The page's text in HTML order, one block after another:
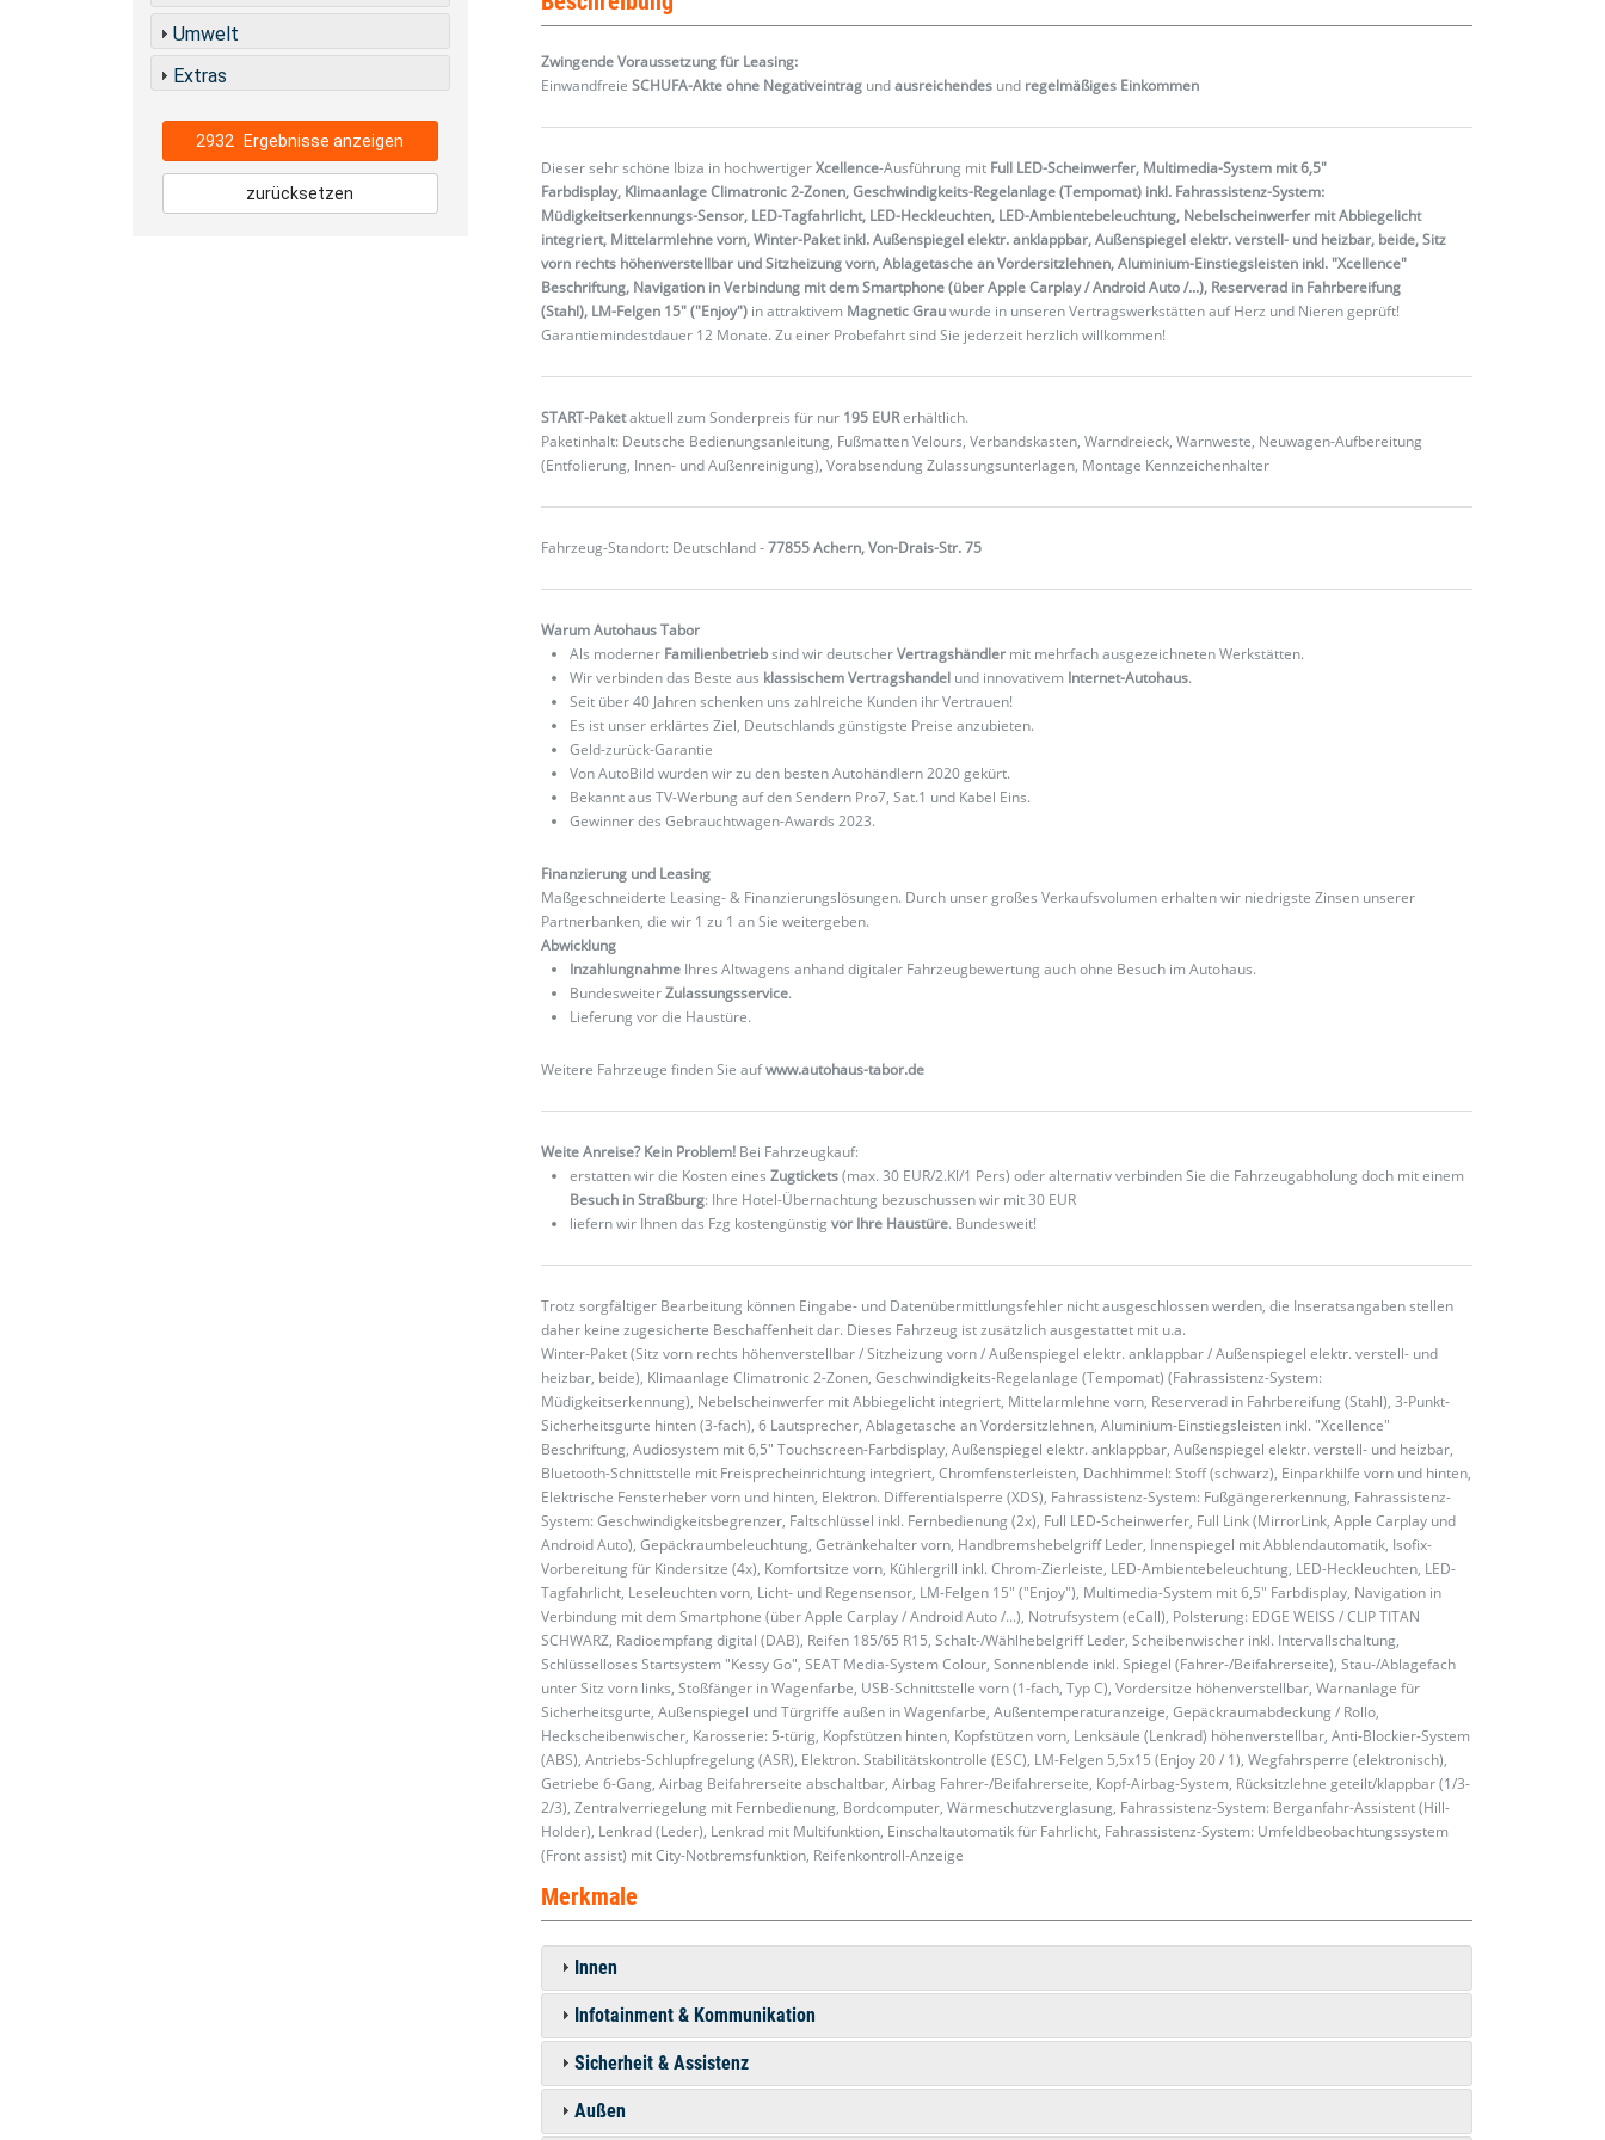
Zwingende Voraussetzung für Leasing:
EinwandfreieSCHUFA-Akte ohne Negativeintrag undausreichendes und regelmäßiges Einkommen
Dieser sehr schöne Ibiza in hochwertigerXcellence-Ausführung mit Full LED-Scheinwerfer, Multimedia-System mit 6,5"
Farbdisplay, Klimaanlage Climatronic 2-Zonen, Geschwindigkeits-Regelanlage (Tempomat) inkl. Fahrassistenz-System:
Müdigkeitserkennungs-Sensor, LED-Tagfahrlicht, LED-Heckleuchten, LED-Ambientebeleuchtung, Nebelscheinwerfer mit Abbiegelicht
integriert, Mittelarmlehne vorn, Winter-Paket inkl. Außenspiegel elektr. anklappbar, Außenspiegel elektr. verstell- und heizbar, beide, Sitz
vorn rechts höhenverstellbar und Sitzheizung vorn, Ablagetasche an Vordersitzlehnen, Aluminium-Einstiegsleisten inkl. "Xcellence"
Beschriftung, Navigation in Verbindung mit dem Smartphone (über Apple Carplay / Android Auto /...), Reserverad in Fahrbereifung
(Stahl), LM-Felgen 15" ("Enjoy") in attraktivem Magnetic Grauwurde in unseren Vertragswerkstätten auf Herz und Nieren geprüft!
Garantiemindestdauer 12 Monate. Zu einer Probefahrt sind Sie jederzeit herzlich willkommen!
START-Paketaktuell zum Sonderpreis für nur 195 EURerhältlich.
Paketinhalt: Deutsche Bedienungsanleitung, Fußmatten Velours, Verbandskasten, Warndreieck, Warnweste, Neuwagen-Aufbereitung
(Entfolierung, Innen- und Außenreinigung), Vorabsendung Zulassungsunterlagen, Montage Kennzeichenhalter
Fahrzeug-Standort: Deutschland -77855 Achern, Von-Drais-Str. 75
Warum Autohaus Tabor
Als moderner Familienbetriebsind wir deutscherVertragshändler mit mehrfach ausgezeichneten Werkstätten.
Wir verbinden das Beste aus klassischem Vertragshandel und innovativem Internet-Autohaus.
Seit über 40 Jahren schenken uns zahlreiche Kunden ihr Vertrauen!
Es ist unser erklärtes Ziel, Deutschlands günstigste Preise anzubieten.
Geld-zurück-Garantie
Von AutoBild wurden wir zu den besten Autohändlern 2020 gekürt.
Bekannt aus TV-Werbung auf den Sendern Pro7, Sat.1 und Kabel Eins.
Gewinner des Gebrauchtwagen-Awards 2023.
Finanzierung und Leasing
Maßgeschneiderte Leasing- & Finanzierungslösungen. Durch unser großes Verkaufsvolumen erhalten wir niedrigste Zinsen unserer
Partnerbanken, die wir 1 zu 1 an Sie weitergeben.
Abwicklung
Inzahlungnahme Ihres Altwagens anhand digitaler Fahrzeugbewertung auch ohne Besuch im Autohaus.
BundesweiterZulassungsservice.
Lieferung vor die Haustüre.
Weitere Fahrzeuge finden Sie aufwww.autohaus-tabor.de
Weite Anreise? Kein Problem! Bei Fahrzeugkauf:
erstatten wir die Kosten einesZugtickets(max. 30 EUR/2.Kl/1 Pers) oder alternativ verbinden Sie die Fahrzeugabholung doch mit einem
Besuch in Straßburg: Ihre Hotel-Übernachtung bezuschussen wir mit 30 EUR
liefern wir Ihnen das Fzg kostengünstigvor Ihre Haustüre. Bundesweit!
Trotz sorgfältiger Bearbeitung können Eingabe- und Datenübermittlungsfehler nicht ausgeschlossen werden, die Inseratsangaben stellen
daher keine zugesicherte Beschaffenheit dar. Dieses Fahrzeug ist zusätzlich ausgestattet mit u.a.
Winter-Paket (Sitz vorn rechts höhenverstellbar / Sitzheizung vorn / Außenspiegel elektr. anklappbar / Außenspiegel elektr. verstell- und
heizbar, beide), Klimaanlage Climatronic 2-Zonen, Geschwindigkeits-Regelanlage (Tempomat) (Fahrassistenz-System:
Müdigkeitserkennung), Nebelscheinwerfer mit Abbiegelicht integriert, Mittelarmlehne vorn, Reserverad in Fahrbereifung (Stahl), 3-Punkt-
Sicherheitsgurte hinten (3-fach), 6 Lautsprecher, Ablagetasche an Vordersitzlehnen, Aluminium-Einstiegsleisten inkl. "Xcellence"
Beschriftung, Audiosystem mit 6,5" Touchscreen-Farbdisplay, Außenspiegel elektr. anklappbar, Außenspiegel elektr. verstell- und heizbar,
Bluetooth-Schnittstelle mit Freisprecheinrichtung integriert, Chromfensterleisten, Dachhimmel: Stoff (schwarz), Einparkhilfe vorn und hinten,
Elektrische Fensterheber vorn und hinten, Elektron. Differentialsperre (XDS), Fahrassistenz-System: Fußgängererkennung, Fahrassistenz-
System: Geschwindigkeitsbegrenzer, Faltschlüssel inkl. Fernbedienung (2x), Full LED-Scheinwerfer, Full Link (MirrorLink, Apple Carplay und
Android Auto), Gepäckraumbeleuchtung, Getränkehalter vorn, Handbremshebelgriff Leder, Innenspiegel mit Abblendautomatik, Isofix-
Vorbereitung für Kindersitze (4x), Komfortsitze vorn, Kühlergrill inkl. Chrom-Zierleiste, LED-Ambientebeleuchtung, LED-Heckleuchten, LED-
Tagfahrlicht, Leseleuchten vorn, Licht- und Regensensor, LM-Felgen 15" ("Enjoy"), Multimedia-System mit 6,5" Farbdisplay, Navigation in
Verbindung mit dem Smartphone (über Apple Carplay / Android Auto /...), Notrufsystem (eCall), Polsterung: EDGE WEISS / CLIP TITAN
SCHWARZ, Radioempfang digital (DAB), Reifen 185/65 R15, Schalt-/Wählhebelgriff Leder, Scheibenwischer inkl. Intervallschaltung,
Schlüsselloses Startsystem "Kessy Go", SEAT Media-System Colour, Sonnenblende inkl. Spiegel (Fahrer-/Beifahrerseite), Stau-/Ablagefach
unter Sitz vorn links, Stoßfänger in Wagenfarbe, USB-Schnittstelle vorn (1-fach, Typ C), Vordersitze höhenverstellbar, Warnanlage für
Sicherheitsgurte, Außenspiegel und Türgriffe außen in Wagenfarbe, Außentemperaturanzeige, Gepäckraumabdeckung / Rollo,
Heckscheibenwischer, Karosserie: 5-türig, Kopfstützen hinten, Kopfstützen vorn, Lenksäule (Lenkrad) höhenverstellbar, Anti-Blockier-System
(ABS), Antriebs-Schlupfregelung (ASR), Elektron. Stabilitätskontrolle (ESC), LM-Felgen 5,5x15 (Enjoy 20 / 1), Wegfahrsperre (elektronisch),
Getriebe 6-Gang, Airbag Beifahrerseite abschaltbar, Airbag Fahrer-/Beifahrerseite, Kopf-Airbag-System, Rücksitzlehne geteilt/klappbar (1/3-
2/3), Zentralverriegelung mit Fernbedienung, Bordcomputer, Wärmeschutzverglasung, Fahrassistenz-System: Berganfahr-Assistent (Hill-
Holder), Lenkrad (Leder), Lenkrad mit Multifunktion, Einschaltautomatik für Fahrlicht, Fahrassistenz-System: Umfeldbeobachtungssystem
(Front assist) mit City-Notbremsfunktion, Reifenkontroll-Anzeige
Merkmale
Innen
Infotainment & Kommunikation
Sicherheit & Assistenz
Außen
Umwelt
Extras
2932 Ergebnisse anzeigen
zurücksetzen